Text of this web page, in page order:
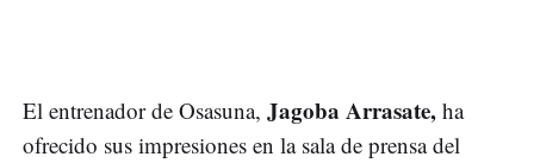
El entrenador de Osasuna, Jagoba Arrasate, ha
ofrecido sus impresiones en la sala de prensa del